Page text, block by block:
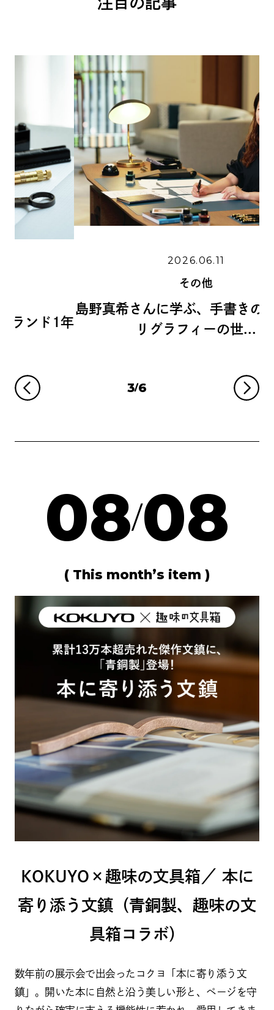
08/08
( This month’s item )
KOKUYO×趣味の文具箱／ 本に
寄り添う文鎮（青銅製、趣味の文
具箱コラボ）
数年前の展示会で出会ったコクヨ「本に寄り添う文
鎮」。開いた本に自然と沿う美しい形と、ページを守
島野真希さんに学ぶ、手書きの魅力とカ
リグラフィーの世...
3/6